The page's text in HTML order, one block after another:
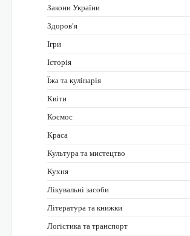
Закони України
Здоров'я
Ігри
Історія
Їжа та кулінарія
Квіти
Космос
Краса
Культура та мистецтво
Кухня
Лікувальні засоби
Література та книжки
Логістика та транспорт